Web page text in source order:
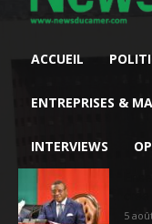
ACCUEIL
ENTREPRISES &
INTERVIEWS
5